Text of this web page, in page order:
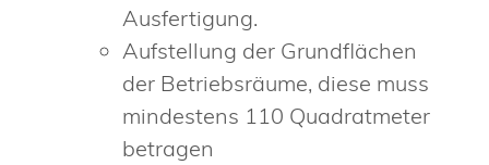
Ausfertigung.
Aufstellung der Grundflächen
der Betriebsräume, diese muss
mindestens 110 Quadratmeter
betragen